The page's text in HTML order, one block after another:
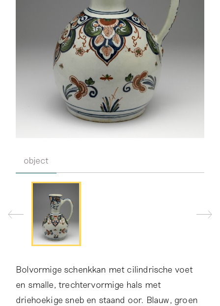
object
Bolvormige schenkkan met cilindrische voet
en smalle, trechtervormige hals met
driehoekige sneb en staand oor. Blauw, groen